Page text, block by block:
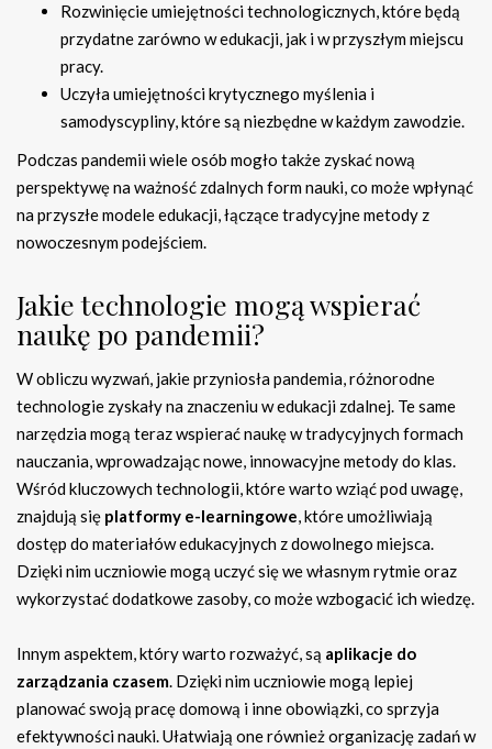
Rozwinięcie umiejętności technologicznych, które będą
przydatne zarówno w edukacji, jak i w przyszłym miejscu
pracy.
Uczyła umiejętności krytycznego myślenia i
samodyscypliny, które są niezbędne w każdym zawodzie.
Podczas pandemii wiele osób mogło także zyskać nową
perspektywę na ważność zdalnych form nauki, co może wpłynąć
na przyszłe modele edukacji, łączące tradycyjne metody z
nowoczesnym podejściem.
Jakie technologie mogą wspierać
naukę po pandemii?
W obliczu wyzwań, jakie przyniosła pandemia, różnorodne
technologie zyskały na znaczeniu w edukacji zdalnej. Te same
narzędzia mogą teraz wspierać naukę w tradycyjnych formach
nauczania, wprowadzając nowe, innowacyjne metody do klas.
Wśród kluczowych technologii, które warto wziąć pod uwagę,
znajdują się platformy e-learningowe, które umożliwiają
dostęp do materiałów edukacyjnych z dowolnego miejsca.
Dzięki nim uczniowie mogą uczyć się we własnym rytmie oraz
wykorzystać dodatkowe zasoby, co może wzbogacić ich wiedzę.
Innym aspektem, który warto rozważyć, są aplikacje do
zarządzania czasem. Dzięki nim uczniowie mogą lepiej
planować swoją pracę domową i inne obowiązki, co sprzyja
efektywności nauki. Ułatwiają one również organizację zadań w